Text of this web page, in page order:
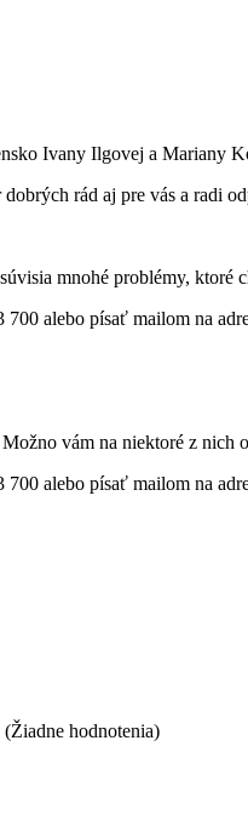
Ivany Ilgovej a Mariany
rád aj pre vás a radi
mnohé problémy,
700 alebo písať mailom na
vám na niektoré z
700 alebo písať mailom na
(Žiadne hodnotenia)